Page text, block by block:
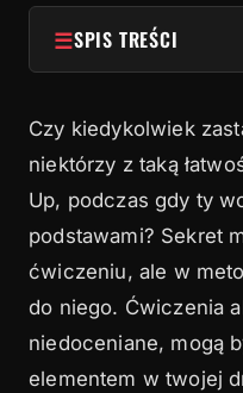
☰SPIS TREŚCI
2
…. oraz
perfekcji
3
3 najważniejsze
3.1 1. False Grip
3.2 2. Kipping Pull-
Czy kiedykolwiek
niektórzy z taką
Up, podczas gdy ty
podstawami? Sekret
ćwiczeniu, ale w
do niego. Ćwiczenia
niedoceniane, mogą
elementem w twojej